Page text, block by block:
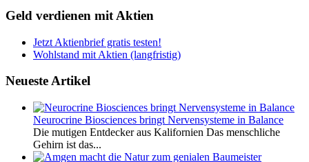
Geld verdienen mit Aktien
Jetzt Aktienbrief gratis testen!
Wohlstand mit Aktien (langfristig)
Neueste Artikel
Neurocrine Biosciences bringt Nervensysteme in Balance
Die mutigen Entdecker aus Kalifornien Das menschliche
Gehirn ist das...